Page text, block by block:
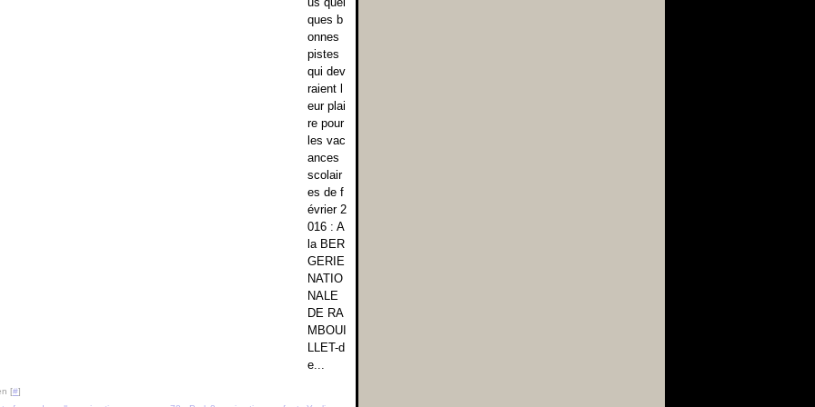
ques b
onnes
pistes
qui dev
raient l
eur plai
re pour
les vac
ances
scolair
es de f
évrier 2
016 : A
la BER
GERIE
NATIO
NALE
DE RA
MBOUI
LLET-d
e...
[#]